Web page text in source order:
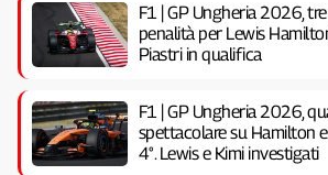
F1 | GP Ungheria 2026,
penalità per Lewis
Piastri in qualifica
F1 | GP Ungheria 2026,
spettacolare su Hamilton
4°. Lewis e Kimi investigati